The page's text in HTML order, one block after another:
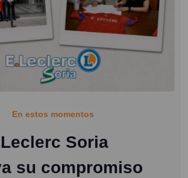
En estos momentos
Soria
su compromiso